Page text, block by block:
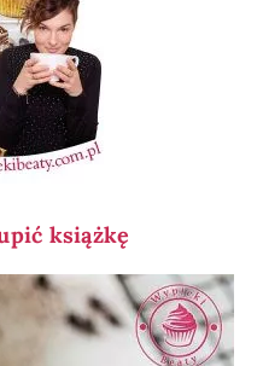
książkę